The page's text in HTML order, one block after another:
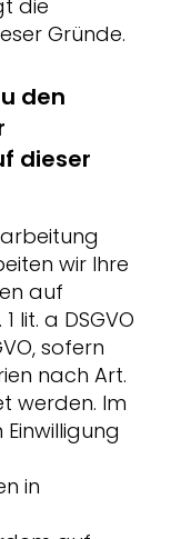
die
Gründe.
den
dieser
wir Ihre
auf
lit. a DSGVO
sofern
nach Art.
werden. Im
in